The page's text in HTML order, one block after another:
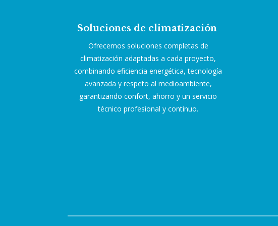
Soluciones de climatización
Ofrecemos soluciones completas de
climatización adaptadas a cada proyecto,
combinando eficiencia energética, tecnología
avanzada y respeto al medioambiente,
garantizando confort, ahorro y un servicio
técnico profesional y continuo.